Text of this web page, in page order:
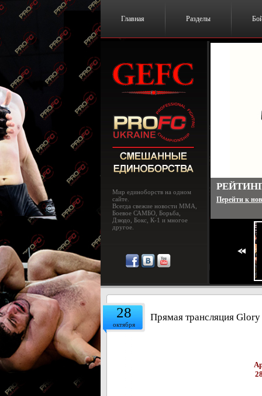
Главная Разделы
Мир единоборств на одном
сайте.
Всегда свежие новости MMA,
Боевое САМБО, Борьба,
Дзюдо, Бокс, К-1 и многое
другое.
UFC
Перейти к
28
октября
Прямая трансляция